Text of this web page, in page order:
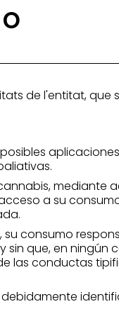
de l'entitat, que
mediante
a su
consumo
que, en ningún
las conductas